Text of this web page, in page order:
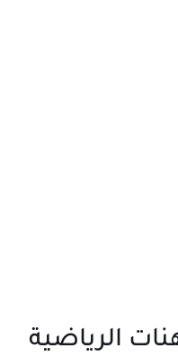
الرياضية